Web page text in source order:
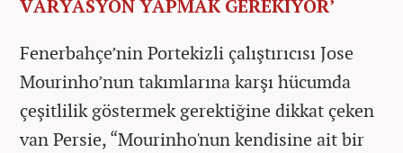
VARYASYON YAPMAK GEREKİYOR’
Fenerbahçe’nin Portekizli çalıştırıcısı Jose
Mourinho’nun takımlarına karşı hücumda
çeşitlilik göstermek gerektiğine dikkat çeken
van Persie, “Mourinho'nun kendisine ait bir